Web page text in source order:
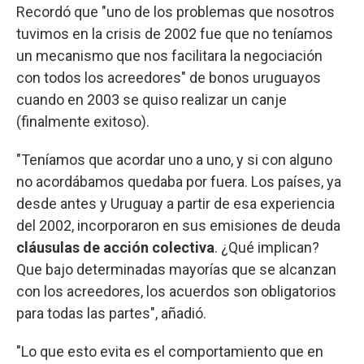
Recordó que "uno de los problemas que nosotros
tuvimos en la crisis de 2002 fue que no teníamos
un mecanismo que nos facilitara la negociación
con todos los acreedores" de bonos uruguayos
cuando en 2003 se quiso realizar un canje
(finalmente exitoso).
"Teníamos que acordar uno a uno, y si con alguno
no acordábamos quedaba por fuera. Los países, ya
desde antes y Uruguay a partir de esa experiencia
del 2002, incorporaron en sus emisiones de deuda
cláusulas de acción colectiva. ¿Qué implican?
Que bajo determinadas mayorías que se alcanzan
con los acreedores, los acuerdos son obligatorios
para todas las partes", añadió.
"Lo que esto evita es el comportamiento que en